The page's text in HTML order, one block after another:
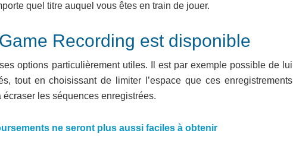
quel titre auquel vous êtes en train de jouer.
Recording est disponible
options particulièrement utiles. Il est par exemple possible de lui
tout en choisissant de limiter l’espace que ces enregistrements
les séquences enregistrées.
ne seront plus aussi faciles à obtenir